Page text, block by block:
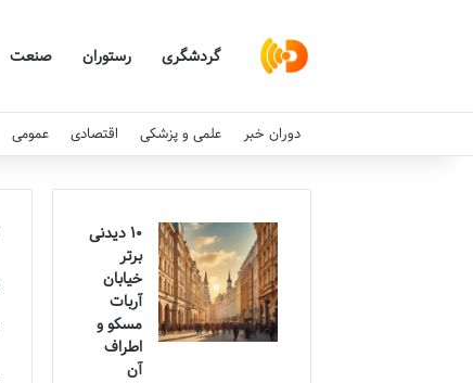
گردشگری رستوران صنعت
دوران خبر علمی و پزشکی اقتصادی عمومی
۱۰ دیدنی
برتر
خیابان
آربات
مسکو و
اطراف
آن